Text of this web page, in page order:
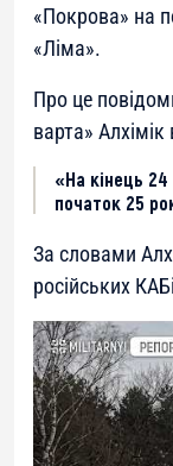
«Покрова» на
«Ліма».
Про це
варта» Алхімік
«На кінець
початок 25
За словами
російських